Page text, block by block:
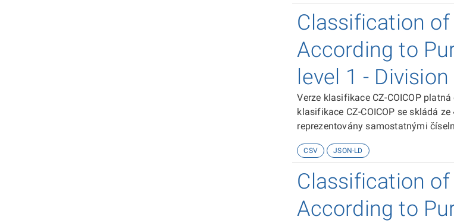
Classification
According to
level 1 -
Verze klasifikace CZ-COICOP
klasifikace CZ-COICOP se skládá
reprezentovány samostatnými
COICOP vychází z předlohy OSN
CSV JSON-LD
Classification
According to